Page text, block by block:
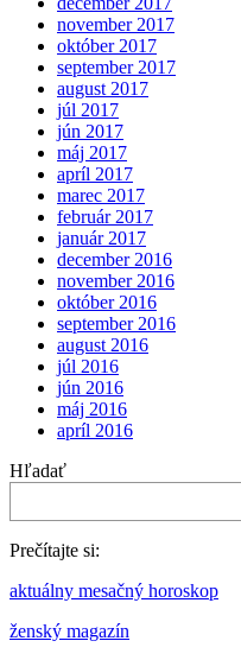
november 2017
október 2017
september 2017
august 2017
júl 2017
jún 2017
máj 2017
apríl 2017
marec 2017
február 2017
január 2017
december 2016
november 2016
október 2016
september 2016
august 2016
júl 2016
jún 2016
máj 2016
apríl 2016
Hľadať
Prečítajte si:
aktuálny mesačný horoskop
ženský magazín